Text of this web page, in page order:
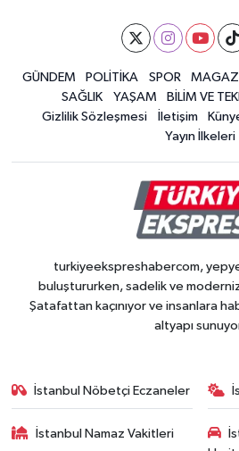
GÜNDEM POLİTİKA SPOR
SAĞLIK
YAŞAM BİLİM VE
Gizlilik Sözleşmesi
İletişim
Yayın İlkeleri
turkiyeekspreshabercom,
buluştururken, sadelik ve
Şatafattan kaçınıyor ve insanlara
altyapı
İstanbul Nöbetçi Eczaneler
İstanbul Namaz Vakitleri